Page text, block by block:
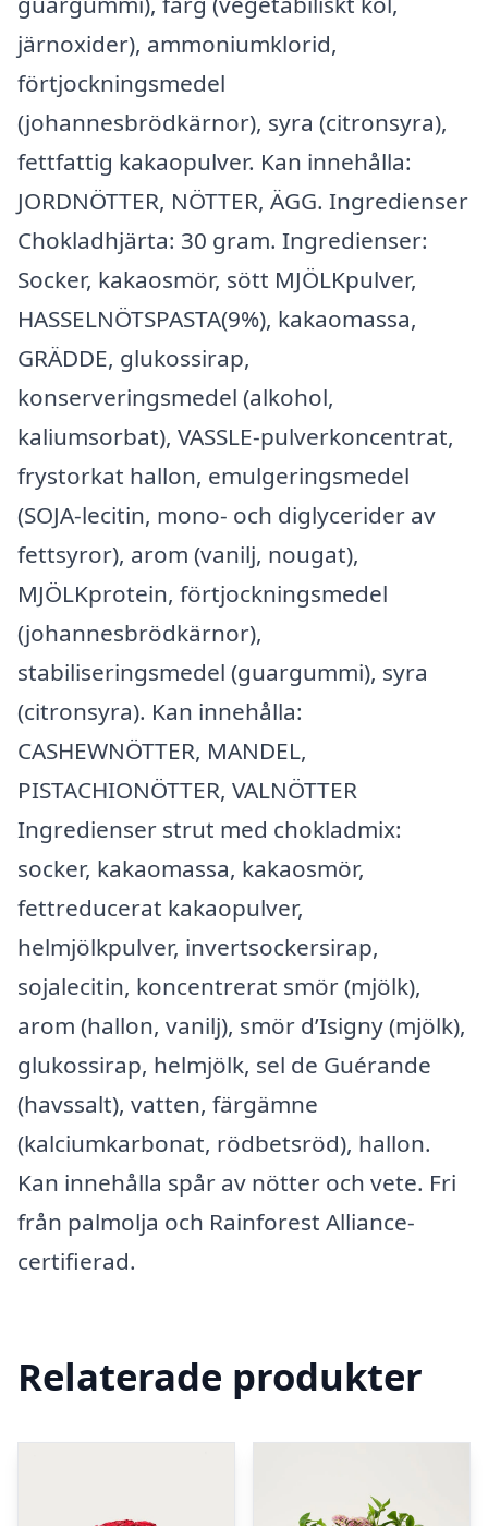
järnoxider), ammoniumklorid,
förtjockningsmedel
(johannesbrödkärnor), syra (citronsyra),
fettfattig kakaopulver. Kan innehålla:
JORDNÖTTER, NÖTTER, ÄGG. Ingredienser
Chokladhjärta: 30 gram. Ingredienser:
Socker, kakaosmör, sött MJÖLKpulver,
HASSELNÖTSPASTA(9%), kakaomassa,
GRÄDDE, glukossirap,
konserveringsmedel (alkohol,
kaliumsorbat), VASSLE-pulverkoncentrat,
frystorkat hallon, emulgeringsmedel
(SOJA-lecitin, mono- och diglycerider av
fettsyror), arom (vanilj, nougat),
MJÖLKprotein, förtjockningsmedel
(johannesbrödkärnor),
stabiliseringsmedel (guargummi), syra
(citronsyra). Kan innehålla:
CASHEWNÖTTER, MANDEL,
PISTACHIONÖTTER, VALNÖTTER
Ingredienser strut med chokladmix:
socker, kakaomassa, kakaosmör,
fettreducerat kakaopulver,
helmjölkpulver, invertsockersirap,
sojalecitin, koncentrerat smör (mjölk),
arom (hallon, vanilj), smör d’Isigny (mjölk),
glukossirap, helmjölk, sel de Guérande
(havssalt), vatten, färgämne
(kalciumkarbonat, rödbetsröd), hallon.
Kan innehålla spår av nötter och vete. Fri
från palmolja och Rainforest Alliance-
certifierad.
Relaterade produkter